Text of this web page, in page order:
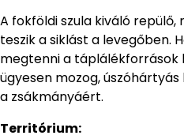
A fokföldi szula kiváló
teszik a siklást a levegőben.
megtenni a táplálékforrások
ügyesen mozog,
a zsákmányáért.
Territórium: